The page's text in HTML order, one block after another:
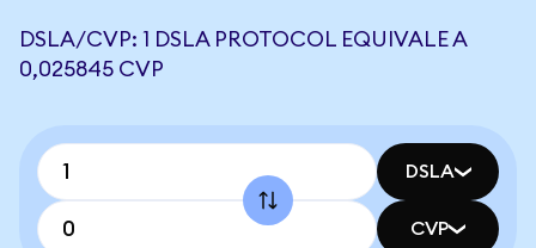
DSLA/CVP: 1 DSLA PROTOCOL EQUIVALE A
0,025845 CVP
DSLA
CVP